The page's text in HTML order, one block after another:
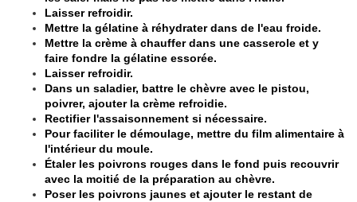
Laisser refroidir.
Mettre la gélatine à réhydrater dans de l'eau froide.
Mettre la crème à chauffer dans une casserole et y
faire fondre la gélatine essorée.
Laisser refroidir.
Dans un saladier, battre le chèvre avec le pistou,
poivrer, ajouter la crème refroidie.
Rectifier l'assaisonnement si nécessaire.
Pour faciliter le démoulage, mettre du film alimentaire à
l'intérieur du moule.
Étaler les poivrons rouges dans le fond puis recouvrir
avec la moitié de la préparation au chèvre.
Poser les poivrons jaunes et ajouter le restant de